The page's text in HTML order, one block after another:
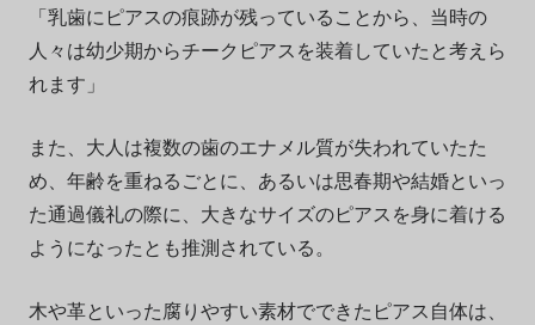
「乳歯にピアスの痕跡が残っていることから、当時の
人々は幼少期からチークピアスを装着していたと考えら
れます」
また、大人は複数の歯のエナメル質が失われていたた
め、年齢を重ねるごとに、あるいは思春期や結婚といっ
た通過儀礼の際に、大きなサイズのピアスを身に着ける
ようになったとも推測されている。
木や革といった腐りやすい素材でできたピアス自体は、